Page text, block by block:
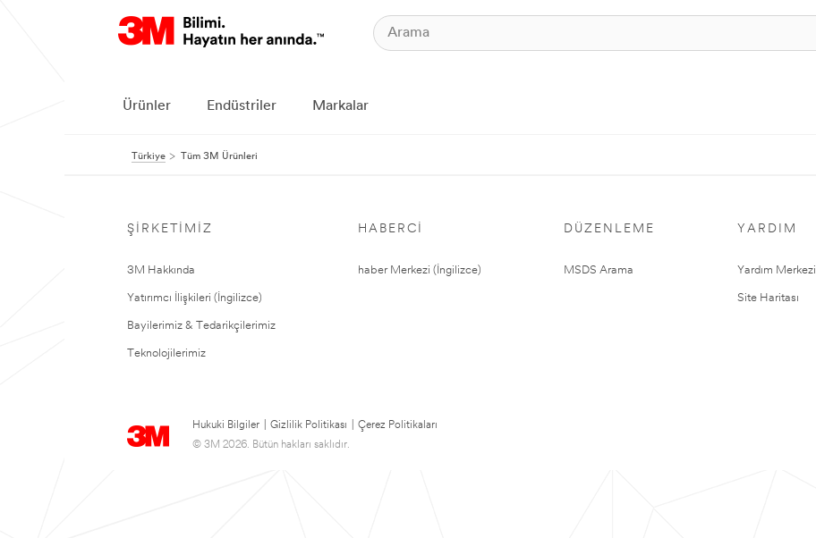
Ürünler Endüstriler Markalar
Türkiye Tüm 3M Ürünleri
ŞIRKETIMIZ
3M Hakkında
Yatırımcı İlişkileri (İngilizce)
Bayilerimiz & Tedarikçilerimiz
Teknolojilerimiz
HABERCI
haber Merkezi (İngilizce)
DÜZENLEME
MSDS Arama
YARDIM
Yardım Merkezi
Site Haritası
Hukuki Bilgiler Gizlilik Politikası
Çerez Politikaları
© 3M 2026. Bütün hakları saklıdır.